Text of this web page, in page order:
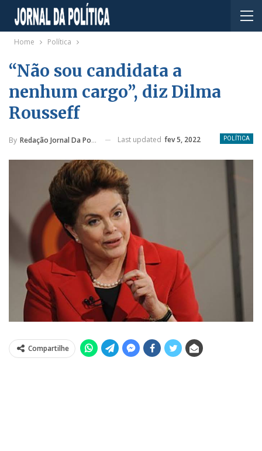
Home Política
“Não sou candidata a
nenhum cargo”, diz Dilma
Rousseff
POLÍTICA
By Redação Jornal Da Política Last updated fev 5, 2022
Compartilhe